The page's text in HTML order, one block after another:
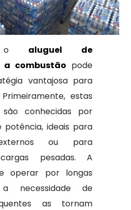
o aluguel de
a combustão pode
vantajosa para
estas
são conhecidas por
potência, ideais para
ou para
pesadas. A
operar por longas
necessidade de
as tornam